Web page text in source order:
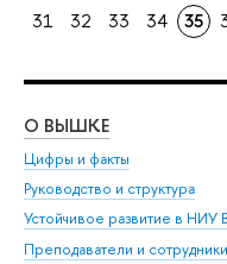
31
32 33 34 35
О ВЫШКЕ
Цифры и факты
Руководство и структура
Устойчивое развитие в
Преподаватели и сотрудники